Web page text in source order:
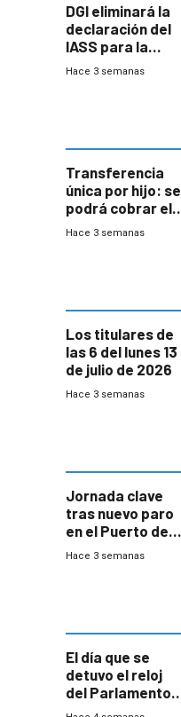
DGI eliminará la
declaración del
IASS para la
mayoría de los
Hace 3 semanas
Transferencia
única por hijo: se
podrá cobrar el
100% en efectivo
Hace 3 semanas
Los titulares de
las 6 del lunes 13
de julio de 2026
Hace 3 semanas
Jornada clave
tras nuevo paro
en el Puerto de
Montevideo
Hace 3 semanas
El día que se
detuvo el reloj
del Parlamento
para negociar